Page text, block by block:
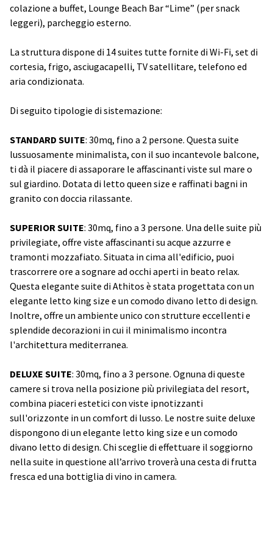
colazione a buffet, Lounge Beach Bar “Lime” (per snack
leggeri), parcheggio esterno.
La struttura dispone di 14 suites tutte fornite di Wi-Fi, set di
cortesia, frigo, asciugacapelli, TV satellitare, telefono ed
aria condizionata.
Di seguito tipologie di sistemazione:
STANDARD SUITE: 30mq, fino a 2 persone. Questa suite
lussuosamente minimalista, con il suo incantevole balcone,
ti dà il piacere di assaporare le affascinanti viste sul mare o
sul giardino. Dotata di letto queen size e raffinati bagni in
granito con doccia rilassante.
SUPERIOR SUITE: 30mq, fino a 3 persone. Una delle suite più
privilegiate, offre viste affascinanti su acque azzurre e
tramonti mozzafiato. Situata in cima all'edificio, puoi
trascorrere ore a sognare ad occhi aperti in beato relax.
Questa elegante suite di Athitos è stata progettata con un
elegante letto king size e un comodo divano letto di design.
Inoltre, offre un ambiente unico con strutture eccellenti e
splendide decorazioni in cui il minimalismo incontra
l'architettura mediterranea.
DELUXE SUITE: 30mq, fino a 3 persone. Ognuna di queste
camere si trova nella posizione più privilegiata del resort,
combina piaceri estetici con viste ipnotizzanti
sull'orizzonte in un comfort di lusso. Le nostre suite deluxe
dispongono di un elegante letto king size e un comodo
divano letto di design. Chi sceglie di effettuare il soggiorno
nella suite in questione all’arrivo troverà una cesta di frutta
fresca ed una bottiglia di vino in camera.